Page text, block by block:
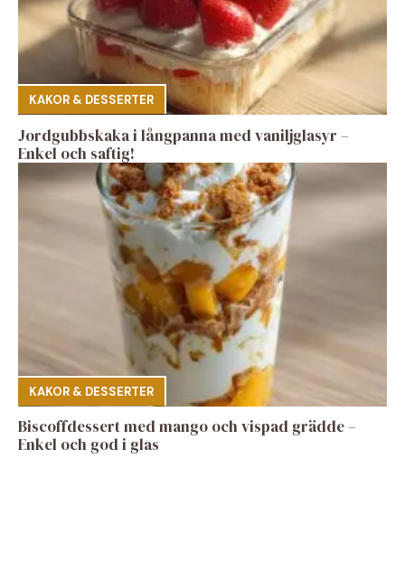
KAKOR & DESSERTER
Jordgubbskaka i långpanna med vaniljglasyr –
Enkel och saftig!
KAKOR & DESSERTER
Biscoffdessert med mango och vispad grädde –
Enkel och god i glas